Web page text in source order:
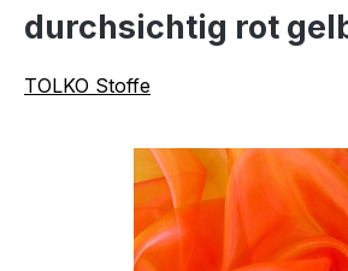
durchsichtig rot
TOLKO Stoffe
Bildergalerie überspringen